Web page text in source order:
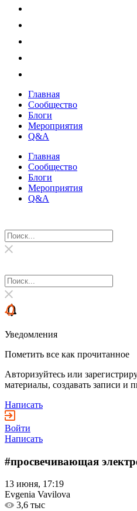
Главная
Сообщество
Блоги
Мероприятия
Q&A
Главная
Сообщество
Блоги
Мероприятия
Q&A
Уведомления
Пометить все как прочитанное
Авторизуйтесь или
материалы, создавать записи и
Написать
Войти
Написать
#просвечивающая
13 июня, 17:19
Evgenia Vavilova
3,6 тыс